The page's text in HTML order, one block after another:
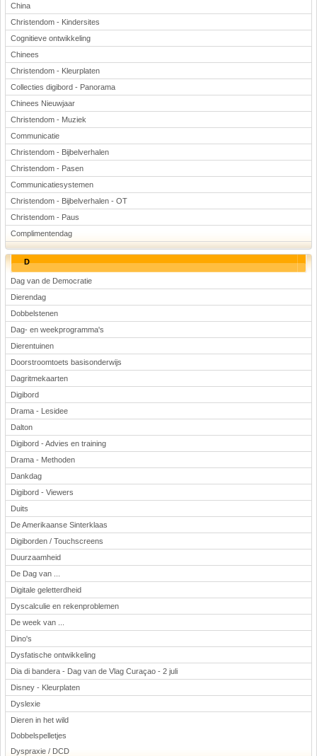
China
Christendom - Kindersites
Cognitieve ontwikkeling
Chinees
Christendom - Kleurplaten
Collecties digibord - Panorama
Chinees Nieuwjaar
Christendom - Muziek
Communicatie
Christendom - Bijbelverhalen
Christendom - Pasen
Communicatiesystemen
Christendom - Bijbelverhalen - OT
Christendom - Paus
Complimentendag
D
Dag van de Democratie
Dierendag
Dobbelstenen
Dag- en weekprogramma's
Dierentuinen
Doorstroomtoets basisonderwijs
Dagritmekaarten
Digibord
Drama - Lesidee
Dalton
Digibord - Advies en training
Drama - Methoden
Dankdag
Digibord - Viewers
Duits
De Amerikaanse Sinterklaas
Digiborden / Touchscreens
Duurzaamheid
De Dag van ...
Digitale geletterdheid
Dyscalculie en rekenproblemen
De week van ...
Dino's
Dysfatische ontwikkeling
Dia di bandera - Dag van de Vlag Curaçao - 2 juli
Disney - Kleurplaten
Dyslexie
Dieren in het wild
Dobbelspelletjes
Dyspraxie / DCD